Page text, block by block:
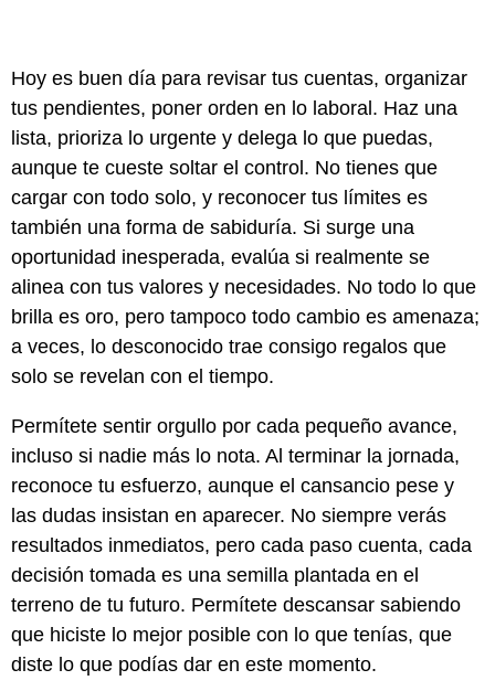
Hoy es buen día para revisar tus cuentas, organizar
tus pendientes, poner orden en lo laboral. Haz una
lista, prioriza lo urgente y delega lo que puedas,
aunque te cueste soltar el control. No tienes que
cargar con todo solo, y reconocer tus límites es
también una forma de sabiduría. Si surge una
oportunidad inesperada, evalúa si realmente se
alinea con tus valores y necesidades. No todo lo que
brilla es oro, pero tampoco todo cambio es amenaza;
a veces, lo desconocido trae consigo regalos que
solo se revelan con el tiempo.
Permítete sentir orgullo por cada pequeño avance,
incluso si nadie más lo nota. Al terminar la jornada,
reconoce tu esfuerzo, aunque el cansancio pese y
las dudas insistan en aparecer. No siempre verás
resultados inmediatos, pero cada paso cuenta, cada
decisión tomada es una semilla plantada en el
terreno de tu futuro. Permítete descansar sabiendo
que hiciste lo mejor posible con lo que tenías, que
diste lo que podías dar en este momento.